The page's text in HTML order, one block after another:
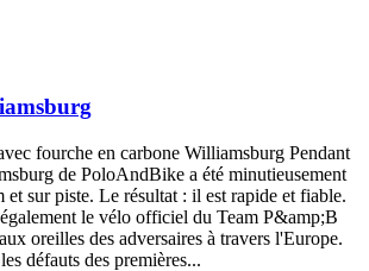
fourche en carbone Williamsburg Pendant
de PoloAndBike a été minutieusement
et sur piste. Le résultat : il est rapide et fiable.
le vélo officiel du Team P&amp;B
oreilles des adversaires à travers l'Europe.
défauts des premières...